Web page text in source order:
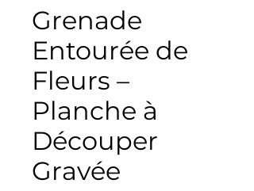
Grenade
Entourée de
Fleurs –
Planche à
Découper
Gravée